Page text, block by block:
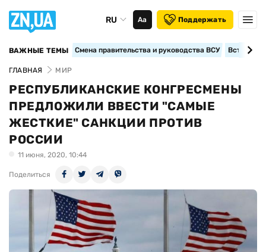
RU Аа Поддержать
ВАЖНЫЕ ТЕМЫ Смена правительства и руководства ВСУ
ГЛАВНАЯ МИР
РЕСПУБЛИКАНСКИЕ КОНГРЕСМЕНЫ
ПРЕДЛОЖИЛИ ВВЕСТИ "САМЫЕ
ЖЕСТКИЕ" САНКЦИИ ПРОТИВ
РОССИИ
11 июня, 2020, 10:44
Поделиться